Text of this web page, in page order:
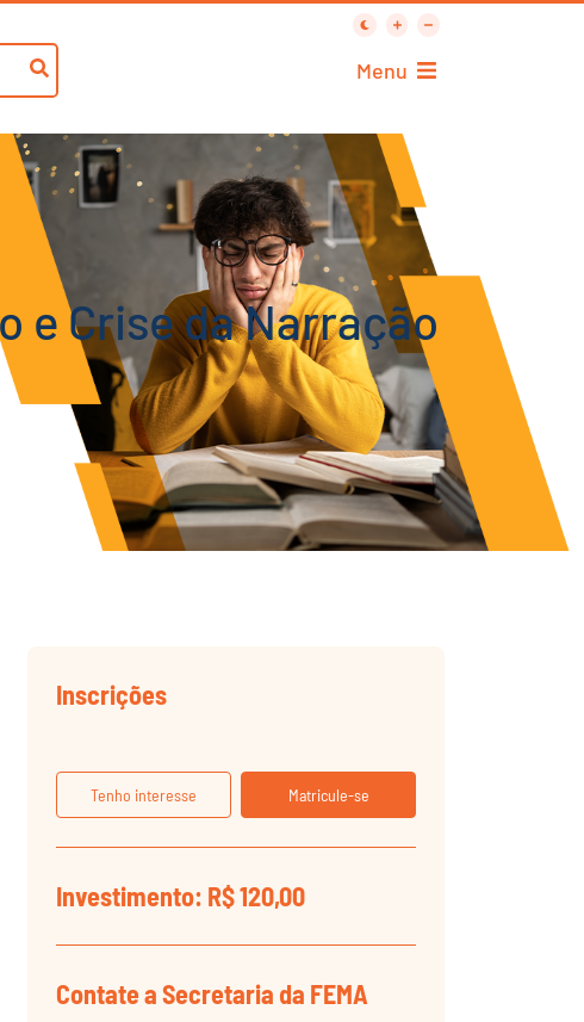
Menu
e Crise da Narração
Inscrições
Tenho interesse Matricule-se
Investimento: R$ 120,00
Contate a Secretaria da FEMA